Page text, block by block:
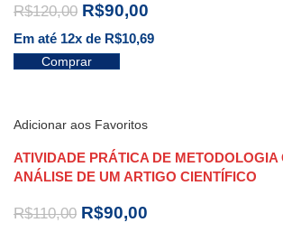
R$120,00 R$90,00
Em até 12x de R$10,69
Comprar
Adicionar aos Favoritos
ATIVIDADE PRÁTICA DE METODOLOGIA
ANÁLISE DE UM ARTIGO CIENTÍFICO
R$110,00 R$90,00